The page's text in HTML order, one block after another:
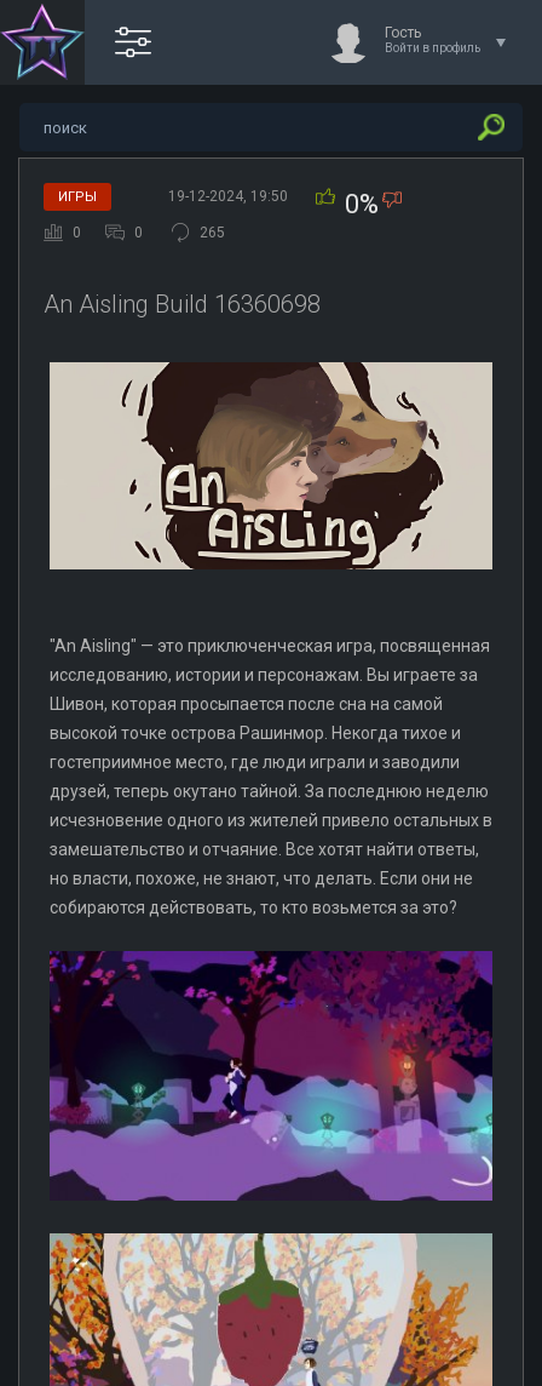
Гость
Войти в профиль
ИГРЫ 19-12-2024, 19:50 0%
0 0 265
An Aisling Build 16360698
"An Aisling" — это приключенческая игра, посвященная
исследованию, истории и персонажам. Вы играете за
Шивон, которая просыпается после сна на самой
высокой точке острова Рашинмор. Некогда тихое и
гостеприимное место, где люди играли и заводили
друзей, теперь окутано тайной. За последнюю неделю
исчезновение одного из жителей привело остальных в
замешательство и отчаяние. Все хотят найти ответы,
но власти, похоже, не знают, что делать. Если они не
собираются действовать, то кто возьмется за это?